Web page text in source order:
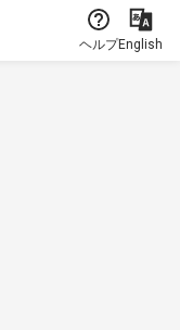
ヘルプEnglish